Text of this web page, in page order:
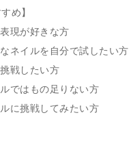
め】
現が好きな方
ネイルを自分で試したい方
戦したい方
ではもの足りない方
に挑戦してみたい方